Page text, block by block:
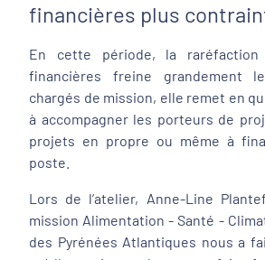
financières plus
En cette période, la raréfaction
financières freine grandement
chargés de mission, elle remet en
à accompagner les porteurs de
projets en propre ou même à
poste.
Lors de l’atelier, Anne-Line
mission Alimentation - Santé -
des Pyrénées Atlantiques nous a